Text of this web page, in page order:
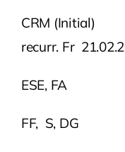
CRM (Initial)
recurr. Fr
ESE, FA
FF, S, DG